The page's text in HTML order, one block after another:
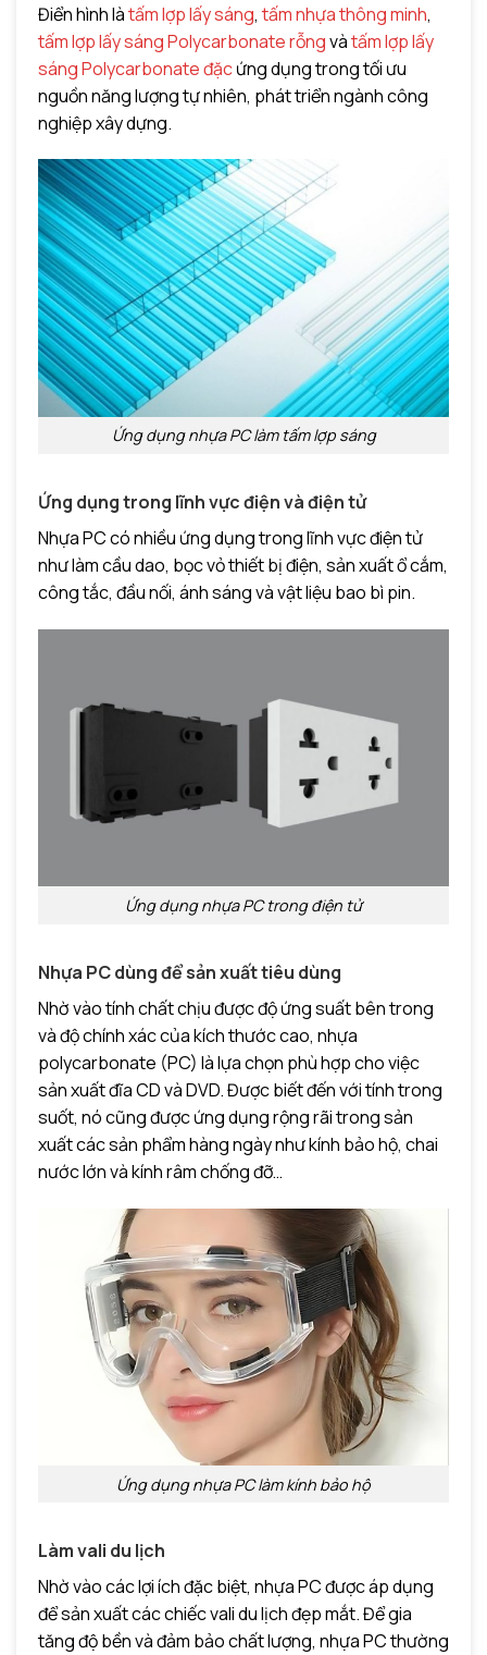
Điển hình làtấm lợp lấy sáng, tấm nhựa thông minh,
tấm lợp lấy sáng Polycarbonate rỗngvàtấm lợp lấy
sáng Polycarbonate đặcứng dụng trong tối ưu
nguồn năng lượng tự nhiên, phát triển ngành công
nghiệp xây dựng.
Ứng dụng nhựa PC làm tấm lợp sáng
Ứng dụng trong lĩnh vực điện và điện tử
Nhựa PC có nhiều ứng dụng trong lĩnh vực điện tử
như làm cầu dao, bọc vỏ thiết bị điện, sản xuất ổ cắm,
công tắc, đầu nối, ánh sáng và vật liệu bao bì pin.
Ứng dụng nhựa PC trong điện tử
Nhựa PC dùng để sản xuất tiêu dùng
Nhờ vào tính chất chịu được độ ứng suất bên trong
và độ chính xác của kích thước cao, nhựa
polycarbonate (PC) là lựa chọn phù hợp cho việc
sản xuất đĩa CD và DVD. Được biết đến với tính trong
suốt, nó cũng được ứng dụng rộng rãi trong sản
xuất các sản phẩm hàng ngày như kính bảo hộ, chai
nước lớn và kính râm chống đỡ…
Ứng dụng nhựa PC làm kính bảo hộ
Làm vali du lịch
Nhờ vào các lợi ích đặc biệt, nhựa PC được áp dụng
để sản xuất các chiếc vali du lịch đẹp mắt. Để gia
tăng độ bền và đảm bảo chất lượng, nhựa PC thường